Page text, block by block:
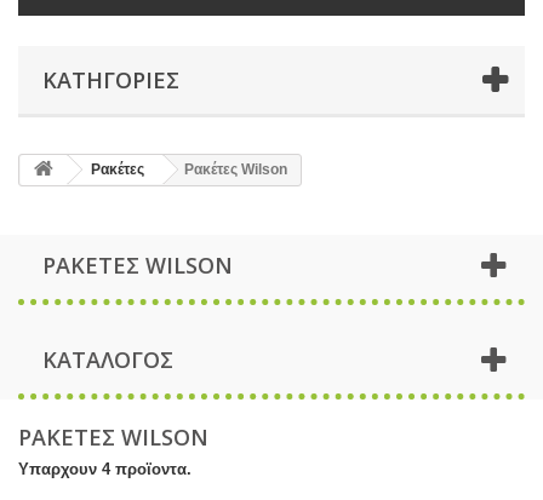
ΚΑΤΗΓΟΡΙΕΣ
Ρακέτες Ρακέτες Wilson
ΡΑΚΕΤΕΣ WILSON
ΚΑΤΑΛΟΓΟΣ
ΡΑΚΕΤΕΣ WILSON
Υπαρχουν 4 προϊοντα.